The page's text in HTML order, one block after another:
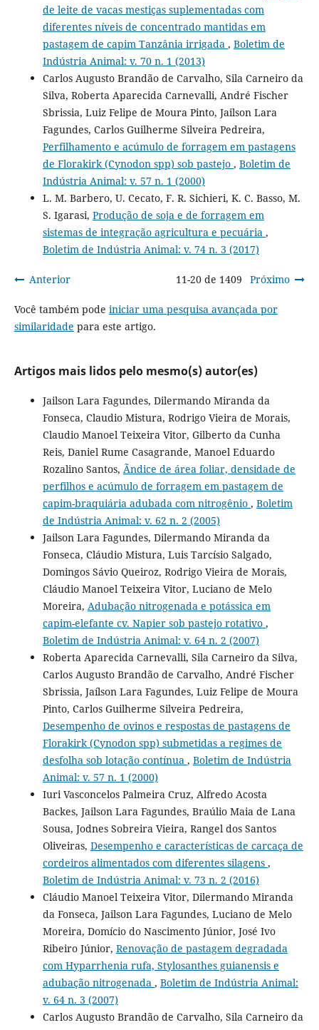
de leite de vacas mestiças suplementadas com
diferentes níveis de concentrado mantidas em
pastagem de capim Tanzânia irrigada , Boletim de
Indústria Animal: v. 70 n. 1 (2013)
Carlos Augusto Brandão de Carvalho, Sila Carneiro da
Silva, Roberta Aparecida Carnevalli, André Fischer
Sbrissia, Luiz Felipe de Moura Pinto, Jailson Lara
Fagundes, Carlos Guilherme Silveira Pedreira,
Perfilhamento e acúmulo de forragem em pastagens
de Florakirk (Cynodon spp) sob pastejo , Boletim de
Indústria Animal: v. 57 n. 1 (2000)
L. M. Barbero, U. Cecato, F. R. Sichieri, K. C. Basso, M.
S. Igarasi, Produção de soja e de forragem em
sistemas de integração agricultura e pecuária ,
Boletim de Indústria Animal: v. 74 n. 3 (2017)
Anterior 11-20 de 1409 Próximo
Você também pode iniciar uma pesquisa avançada por
similaridade para este artigo.
Artigos mais lidos pelo mesmo(s) autor(es)
Jailson Lara Fagundes, Dilermando Miranda da
Fonseca, Claudio Mistura, Rodrigo Vieira de Morais,
Claudio Manoel Teixeira Vitor, Gilberto da Cunha
Reis, Daniel Rume Casagrande, Manoel Eduardo
Rozalino Santos, Ãndice de área foliar, densidade de
perfilhos e acúmulo de forragem em pastagem de
capim-braquiária adubada com nitrogênio , Boletim
de Indústria Animal: v. 62 n. 2 (2005)
Jailson Lara Fagundes, Dilermando Miranda da
Fonseca, Cláudio Mistura, Luis Tarcísio Salgado,
Domingos Sávio Queiroz, Rodrigo Vieira de Morais,
Cláudio Manoel Teixeira Vitor, Luciano de Melo
Moreira, Adubação nitrogenada e potássica em
capim-elefante cv. Napier sob pastejo rotativo ,
Boletim de Indústria Animal: v. 64 n. 2 (2007)
Roberta Aparecida Carnevalli, Sila Carneiro da Silva,
Carlos Augusto Brandão de Carvalho, André Fischer
Sbrissia, Jaílson Lara Fagundes, Luiz Felipe de Moura
Pinto, Carlos Guilherme Silveira Pedreira,
Desempenho de ovinos e respostas de pastagens de
Florakirk (Cynodon spp) submetidas a regimes de
desfolha sob lotação contínua , Boletim de Indústria
Animal: v. 57 n. 1 (2000)
Iuri Vasconcelos Palmeira Cruz, Alfredo Acosta
Backes, Jailson Lara Fagundes, Braúlio Maia de Lana
Sousa, Jodnes Sobreira Vieira, Rangel dos Santos
Oliveiras, Desempenho e características de carcaça de
cordeiros alimentados com diferentes silagens ,
Boletim de Indústria Animal: v. 73 n. 2 (2016)
Cláudio Manoel Teixeira Vitor, Dilermando Miranda
da Fonseca, Jailson Lara Fagundes, Luciano de Melo
Moreira, Domício do Nascimento Júnior, José Ivo
Ribeiro Júnior, Renovação de pastagem degradada
com Hyparrhenia rufa, Stylosanthes guianensis e
adubação nitrogenada , Boletim de Indústria Animal:
v. 64 n. 3 (2007)
Carlos Augusto Brandão de Carvalho, Sila Carneiro da